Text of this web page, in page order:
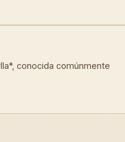
conocida comúnmente